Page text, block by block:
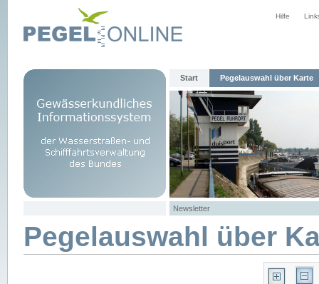
Hilfe
Start Pegelauswahl über Karte
Newsletter
Pegelauswahl über